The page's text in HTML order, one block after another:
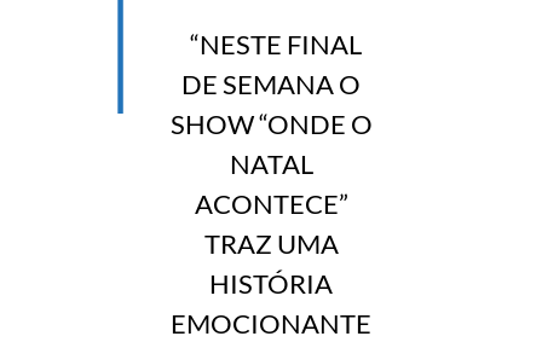
“NESTE FINAL
DE SEMANA O
SHOW “ONDE O
NATAL
ACONTECE”
TRAZ UMA
HISTÓRIA
EMOCIONANTE